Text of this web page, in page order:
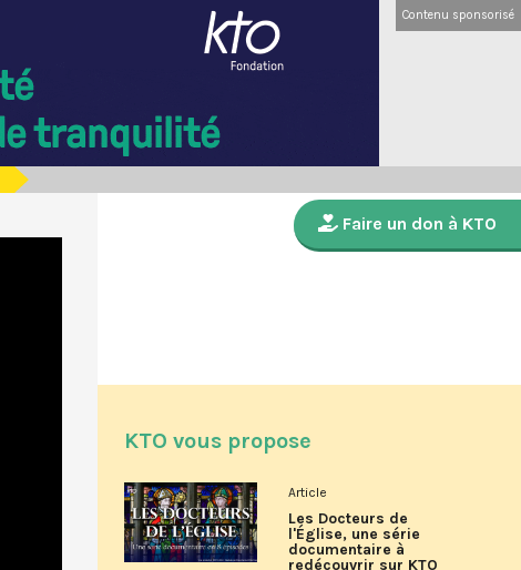
Contenu sponsorisé
Faire un don à KTO
KTO vous propose
Article
Les Docteurs de
l'Église, une série
documentaire à
redécouvrir sur KTO